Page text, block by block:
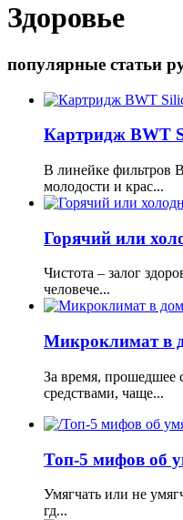
Здоровье
популярные статьи
Картридж BWT
В линейке фильтров
молодости и крас...
Горячий или
Чистота – залог
человече...
Микроклимат в
За время, прошедшее
средствами, чаще...
Топ-5 мифов об
Умягчать или не
гд...